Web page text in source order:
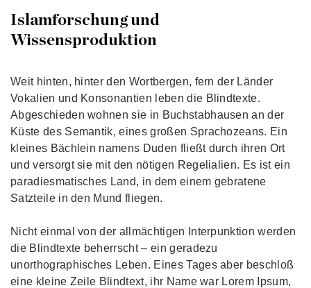
Islamforschung und
Wissensproduktion
Weit hinten, hinter den Wortbergen, fern der Länder
Vokalien und Konsonantien leben die Blindtexte.
Abgeschieden wohnen sie in Buchstabhausen an der
Küste des Semantik, eines großen Sprachozeans. Ein
kleines Bächlein namens Duden fließt durch ihren Ort
und versorgt sie mit den nötigen Regelialien. Es ist ein
paradiesmatisches Land, in dem einem gebratene
Satzteile in den Mund fliegen.
Nicht einmal von der allmächtigen Interpunktion werden
die Blindtexte beherrscht – ein geradezu
unorthographisches Leben. Eines Tages aber beschloß
eine kleine Zeile Blindtext, ihr Name war Lorem Ipsum,